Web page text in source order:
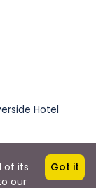
Hotel
of its
our
Got it